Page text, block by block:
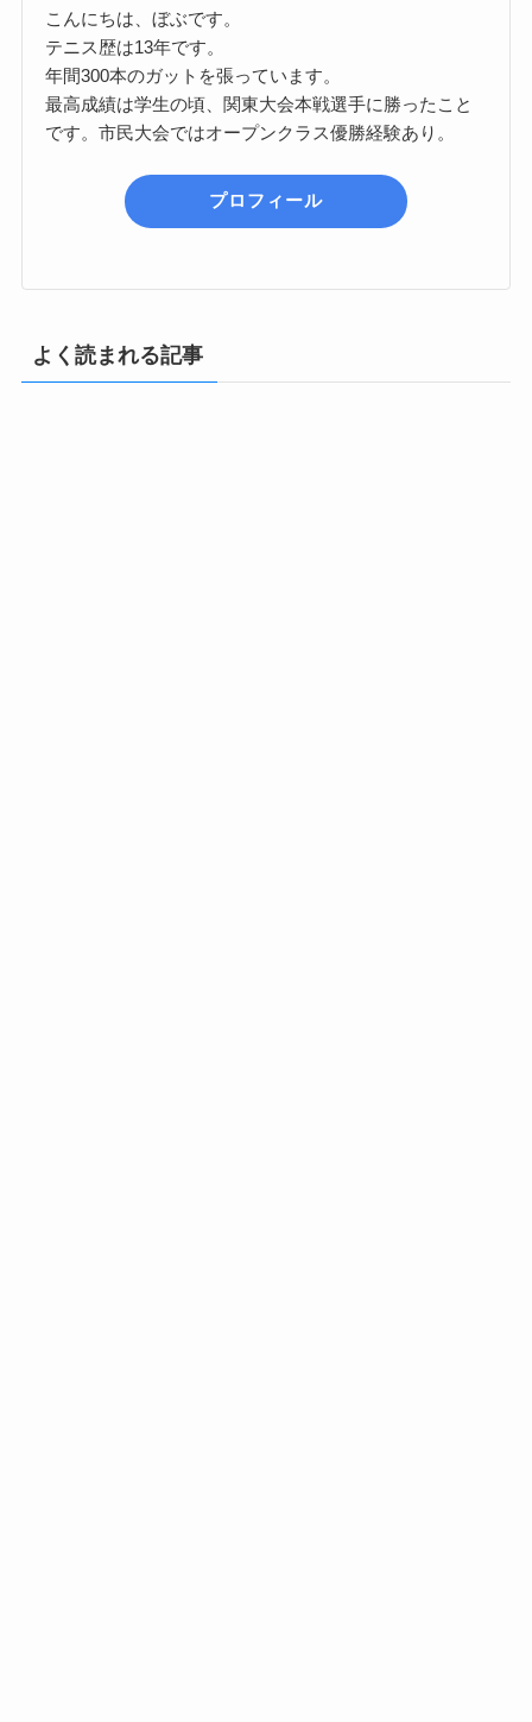
こんにちは、ぼぶです。
テニス歴は13年です。
年間300本のガットを張っています。
最高成績は学生の頃、関東大会本戦選手に勝ったこと
です。市民大会ではオープンクラス優勝経験あり。
プロフィール
よく読まれる記事